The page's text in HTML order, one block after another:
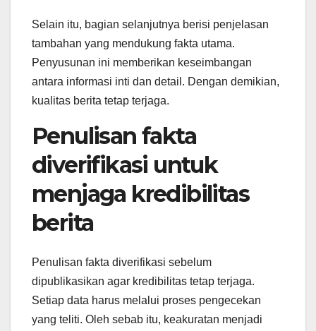
Selain itu, bagian selanjutnya berisi penjelasan
tambahan yang mendukung fakta utama.
Penyusunan ini memberikan keseimbangan
antara informasi inti dan detail. Dengan demikian,
kualitas berita tetap terjaga.
Penulisan fakta
diverifikasi untuk
menjaga kredibilitas
berita
Penulisan fakta diverifikasi sebelum
dipublikasikan agar kredibilitas tetap terjaga.
Setiap data harus melalui proses pengecekan
yang teliti. Oleh sebab itu, keakuratan menjadi